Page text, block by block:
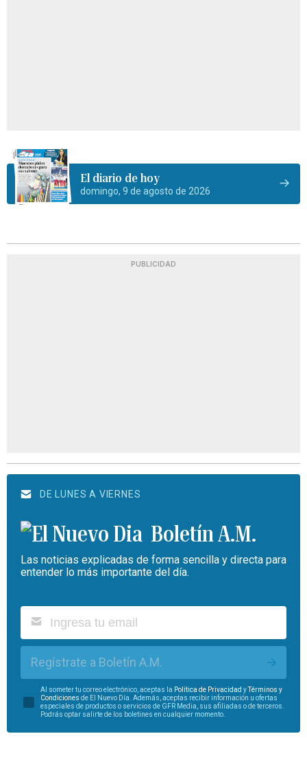
El diario de hoy
domingo, 9 de agosto de 2026
PUBLICIDAD
DE LUNES A VIERNES
Boletín A.M.
Las noticias explicadas de forma sencilla y directa para
entender lo más importante del día.
Regístrate a Boletín A.M.
Al someter tu correo electrónico, aceptas la Política de Privacidad yTérminos y
Condiciones de El Nuevo Día. Además, aceptas recibir información u ofertas
especiales de productos o servicios de GFR Media, sus afiliadas o de terceros.
Podrás optar salirte de los boletines en cualquier momento.